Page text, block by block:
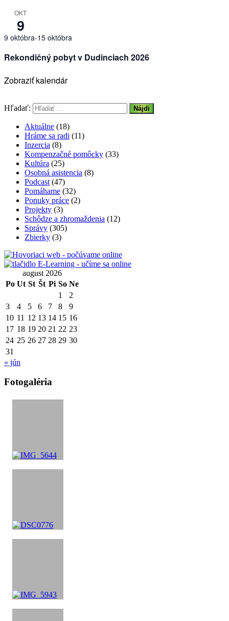
OKT
9
9 októbra-15 októbra
Rekondičný pobyt v Dudinciach 2026
Zobraziť kalendár
Hľadať:
Aktuálne (18)
Hráme sa radi (11)
Inzercia (8)
Kompenzačné pomôcky (33)
Kultúra (25)
Osobná asistencia (8)
Podcast (47)
Pomáhame (32)
Ponuky práce (2)
Projekty (3)
Schôdze a zhromaždenia (12)
Správy (305)
Zbierky (3)
august 2026
Po Ut St Št Pi So Ne
1
2
3
4 5 6 7 8
9
10 11 12 13 14 15 16
17 18 19 20 21 22 23
24 25 26 27 28 29 30
31
« jún
Fotogaléria